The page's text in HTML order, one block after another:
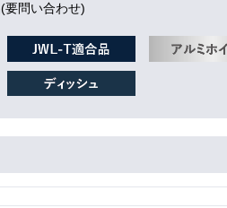
要問い合わせ)